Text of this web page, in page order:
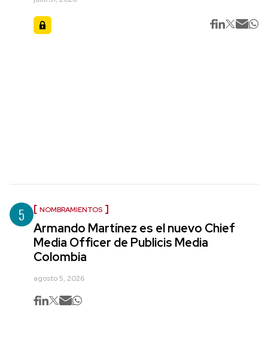
5 NOMBRAMIENTOS
Armando Martínez es el nuevo Chief
Media Officer de Publicis Media
Colombia
agosto 5, 2026